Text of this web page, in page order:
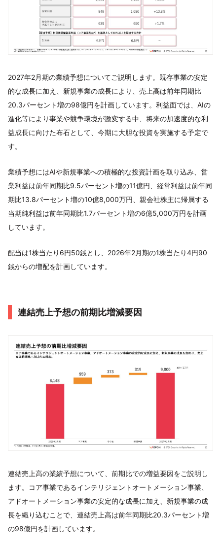
2027年2月期の業績予想についてご説明します。既存事業の安定
的な成長に加え、新規事業の成長により、売上高は前年同期比
20.3パーセント増の98億円を計画しています。利益面では、AIの
進化等により事業や競争環境が激変する中、将来の加速度的な利
益成長に向けた布石として、今期に大胆な投資を実施する予定で
す。
業績予想にはAIや新規事業への積極的な投資計画を取り込み、営
業利益は前年同期比9.5パーセント増の11億円、経常利益は前年同
期比13.8パーセント増の10億8,000万円、親会社株主に帰属する
当期純利益は前年同期比1.7パーセント増の6億5,000万円を計画
しています。
配当は1株当たり6円50銭とし、2026年2月期の1株当たり4円90
銭からの増配を計画しています。
連結売上予想の前期比増減要因
連結売上高の業績予想について、前期比での増益要因をご説明し
ます。コア事業であるインテリジェントオートメーション事業、
アドオートメーション事業の安定的な成長に加え、新規事業の成
長を織り込むことで、連結売上高は前年同期比20.3パーセント増
の98億円を計画しています。